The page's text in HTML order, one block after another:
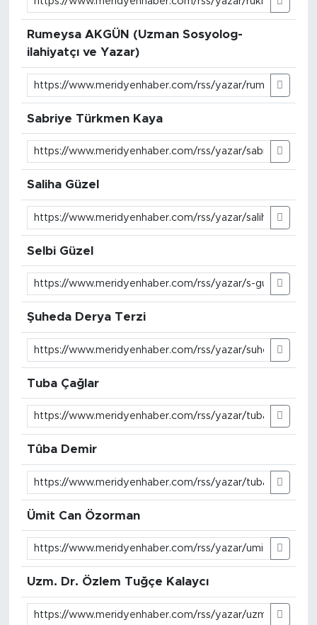
Rumeysa AKGÜN (Uzman Sosyolog-
ilahiyatçı ve Yazar)
Sabriye Türkmen Kaya
Saliha Güzel
Selbi Güzel
Şuheda Derya Terzi
Tuba Çağlar
Tûba Demir
Ümit Can Özorman
Uzm. Dr. Özlem Tuğçe Kalaycı